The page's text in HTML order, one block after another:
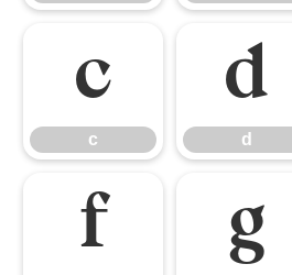
c
c
d
d
f g